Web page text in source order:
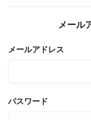
メール
メールアドレス
パスワード